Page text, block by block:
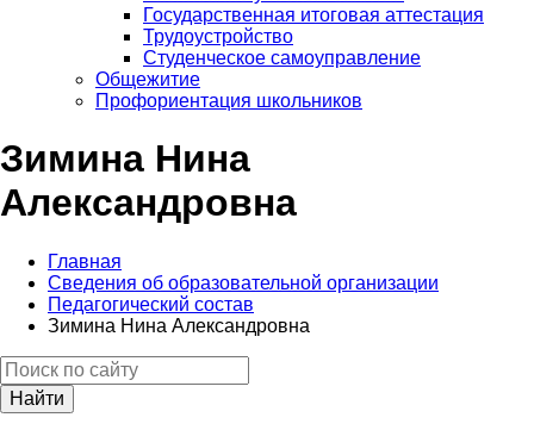
Государственная итоговая аттестация
Трудоустройство
Студенческое самоуправление
Общежитие
Профориентация школьников
Зимина Нина
Александровна
Главная
Сведения об образовательной организации
Педагогический состав
Зимина Нина Александровна
Найти